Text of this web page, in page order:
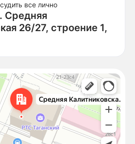
все лично
Средняя
26/27, строение 1,
улица, 26/27с1 — Яндекс Карты